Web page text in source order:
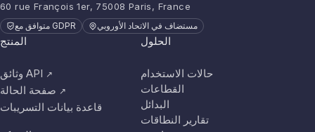
60 rue François 1er, 75008 Paris, France
متوافق مع GDPR مستضاف في الاتحاد الأوروبي
المنتج
وثائق API ↗
صفحة الحالة ↗
قاعدة بيانات التسريبات
الحلول
حالات الاستخدام
القطاعات
البدائل
تقارير النطاقات